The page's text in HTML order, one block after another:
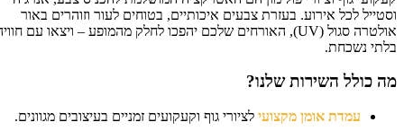
לכל אירוע. בעזרת צבעים איכותיים, בטוחים לעור וזוהרים באור
אולטרה סגול (UV), האורחים שלכם יהפכו לחלק מהמופע – ויצאו עם חוויה
נשכחת.
כולל השירות שלנו?
עמדת אומן מקצועילציורי גוף וקעקועים זמניים בעיצובים מגוונים.